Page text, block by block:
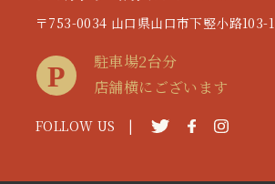
〒753-0034 山口県山口市下竪小路103-1
駐車場2台分
店舗横にございます
FOLLOW US |